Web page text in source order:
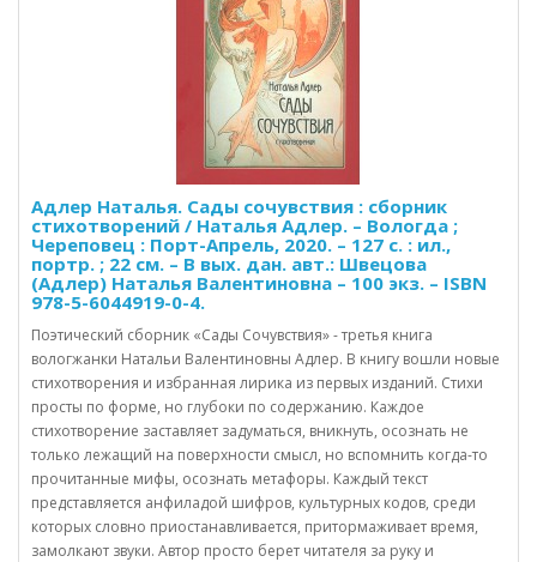
Адлер Наталья. Сады сочувствия : сборник
стихотворений / Наталья Адлер. – Вологда ;
Череповец : Порт-Апрель, 2020. – 127 с. : ил.,
портр. ; 22 см. – В вых. дан. авт.: Швецова
(Адлер) Наталья Валентиновна – 100 экз. – ISBN
978-5-6044919-0-4.
Поэтический сборник «Сады Сочувствия» - третья книга
вологжанки Натальи Валентиновны Адлер. В книгу вошли новые
стихотворения и избранная лирика из первых изданий. Стихи
просты по форме, но глубоки по содержанию. Каждое
стихотворение заставляет задуматься, вникнуть, осознать не
только лежащий на поверхности смысл, но вспомнить когда-то
прочитанные мифы, осознать метафоры. Каждый текст
представляется анфиладой шифров, культурных кодов, среди
которых словно приостанавливается, притормаживает время,
замолкают звуки. Автор просто берет читателя за руку и